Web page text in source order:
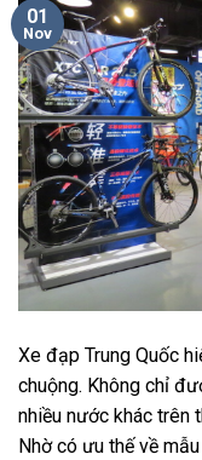
01
Nov
Xe đạp Trung Quốc
chuộng. Không chỉ
nhiều nước khác trên
Nhờ có ưu thế về